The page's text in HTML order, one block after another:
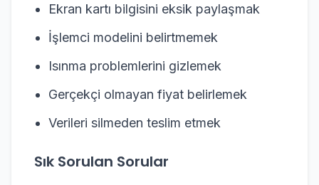
Ekran kartı bilgisini eksik paylaşmak
İşlemci modelini belirtmemek
Isınma problemlerini gizlemek
Gerçekçi olmayan fiyat belirlemek
Verileri silmeden teslim etmek
Sık Sorulan Sorular